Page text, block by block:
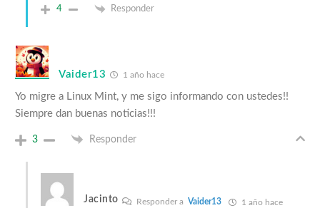
4 Responder
Vaider13 1 año hace
Yo migre a Linux Mint, y me sigo informando con ustedes!!
Siempre dan buenas noticias!!!
3 Responder
Jacinto Responder a Vaider13 1 año hace